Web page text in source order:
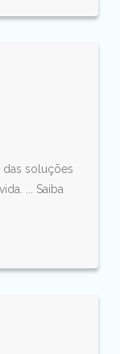
das soluções
... Saiba